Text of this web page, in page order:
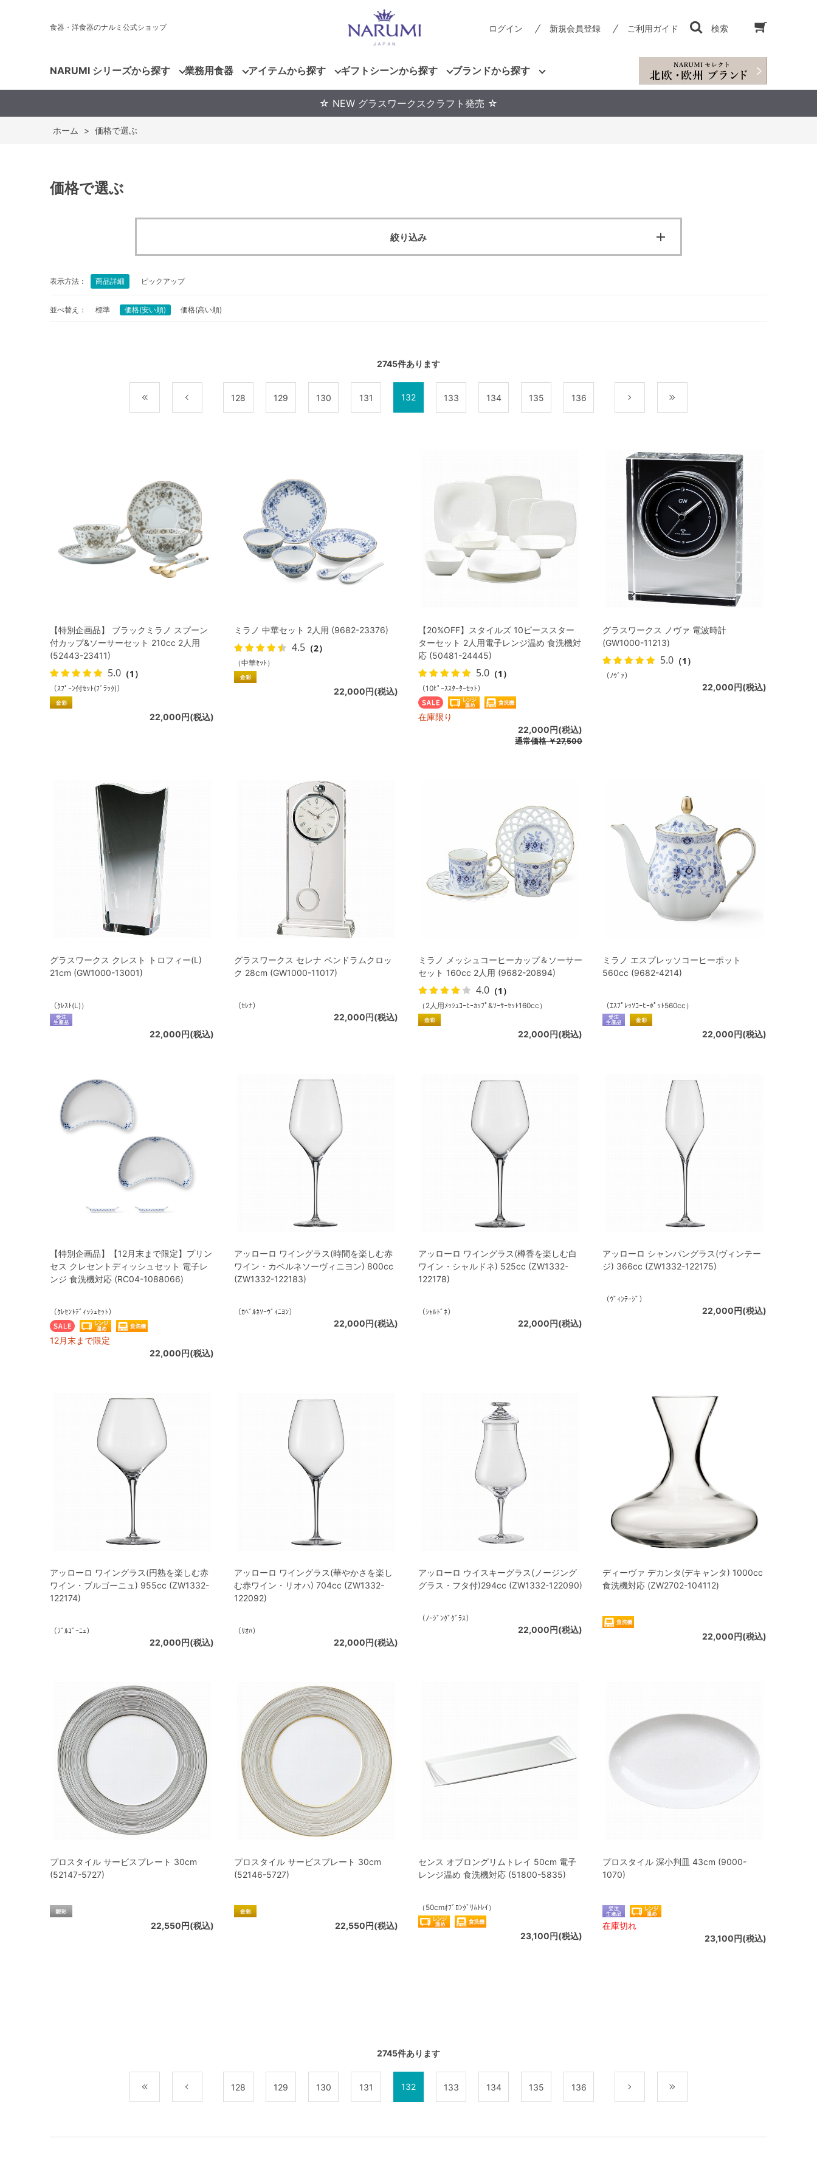
食器・洋食器のナルミ公式ショップ ログイン 新規会員登録 ご利用ガイド 検索
NARUMI シリーズから探す 業務用食器 アイテムから探す ギフトシーンから探す ブランドから探す
☆ NEW グラスワークスクラフト発売 ☆
ホーム > 価格で選ぶ
価格で選ぶ
絞り込み
表示方法： 商品詳細 ピックアップ
並べ替え： 標準 価格(安い順) 価格(高い順)
2745件あります
128 129 130 131 132 133 134 135 136
【特別企画品】 ブラックミラノ スプーン
付カップ&ソーサーセット 210cc 2人用
(52443-23411)
5.0 （1）
（ｽﾌﾟｰﾝ付ｾｯﾄ(ﾌﾞﾗｯｸ)）
22,000円(税込)
ミラノ 中華セット 2人用 (9682-23376)
4.5 （2）
（中華ｾｯﾄ）
22,000円(税込)
【20%OFF】スタイルズ 10ピーススター
ターセット 2人用電子レンジ温め 食洗機対
応 (50481-24445)
5.0 （1）
（10ﾋﾟｰｽｽﾀｰﾀｰｾｯﾄ）
在庫限り
22,000円(税込)
通常価格￥27,500
グラスワークス ノヴァ 電波時計
(GW1000-11213)
5.0 （1）
（ﾉｳﾞｧ）
22,000円(税込)
グラスワークス クレスト トロフィー(L)
21cm (GW1000-13001)
（ｸﾚｽﾄ(L)）
22,000円(税込)
グラスワークス セレナ ペンドラムクロッ
ク 28cm (GW1000-11017)
（ｾﾚﾅ）
22,000円(税込)
ミラノ メッシュコーヒーカップ＆ソーサー
セット 160cc 2人用 (9682-20894)
4.0 （1）
（2人用ﾒｯｼｭｺｰﾋｰｶｯﾌﾟ&ｿｰｻｰｾｯﾄ160cc）
22,000円(税込)
ミラノ エスプレッソコーヒーポット
560cc (9682-4214)
（ｴｽﾌﾟﾚｯｿｺｰﾋｰﾎﾟｯﾄ560cc）
22,000円(税込)
【特別企画品】【12月末まで限定】プリン
セス クレセントディッシュセット 電子レ
ンジ 食洗機対応 (RC04-1088066)
（ｸﾚｾﾝﾄﾃﾞｨｯｼｭｾｯﾄ）
12月末まで限定
22,000円(税込)
アッローロ ワイングラス(時間を楽しむ赤
ワイン・カベルネソーヴィニヨン) 800cc
(ZW1332-122183)
（ｶﾍﾞﾙﾈｿｰｳﾞｨﾆﾖﾝ）
22,000円(税込)
アッローロ ワイングラス(樽香を楽しむ白
ワイン・シャルドネ) 525cc (ZW1332-
122178)
（ｼｬﾙﾄﾞﾈ）
22,000円(税込)
アッローロ シャンパングラス(ヴィンテー
ジ) 366cc (ZW1332-122175)
（ｳﾞｨﾝﾃｰｼﾞ）
22,000円(税込)
アッローロ ワイングラス(円熟を楽しむ赤
ワイン・ブルゴーニュ) 955cc (ZW1332-
122174)
（ﾌﾞﾙｺﾞｰﾆｭ）
22,000円(税込)
アッローロ ワイングラス(華やかさを楽し
む赤ワイン・リオハ) 704cc (ZW1332-
122092)
（ﾘｵﾊ）
22,000円(税込)
アッローロ ウイスキーグラス(ノージング
グラス・フタ付)294cc (ZW1332-122090)
（ﾉｰｼﾞﾝｸﾞｸﾞﾗｽ）
22,000円(税込)
ディーヴァ デカンタ(デキャンタ) 1000cc
食洗機対応 (ZW2702-104112)
22,000円(税込)
プロスタイル サービスプレート 30cm
(52147-5727)
22,550円(税込)
プロスタイル サービスプレート 30cm
(52146-5727)
22,550円(税込)
センス オブロングリムトレイ 50cm 電子
レンジ温め 食洗機対応 (51800-5835)
（50cmｵﾌﾞﾛﾝｸﾞﾘﾑﾄﾚｲ）
23,100円(税込)
プロスタイル 深小判皿 43cm (9000-
1070)
在庫切れ
23,100円(税込)
2745件あります
128 129 130 131 132 133 134 135 136